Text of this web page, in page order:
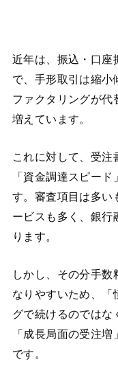
近年は、振込・口座
で、手形取引は縮小
ファクタリングが代
増えています。
これに対して、受注
「資金調達スピー
す。審査項目は多い
ービスも多く、銀行
ります。
しかし、その分手
なりやすいため、「
グで続けるのではな
「成長局面の受注
です。